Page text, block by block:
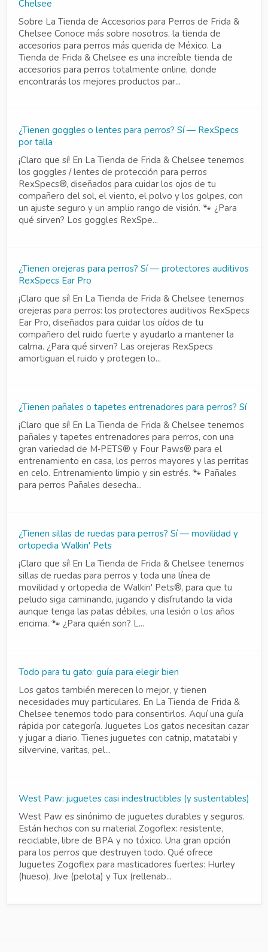
Chelsee
Sobre La Tienda de Accesorios para Perros de Frida &
Chelsee Conoce más sobre nosotros, la tienda de
accesorios para perros más querida de México. La
Tienda de Frida & Chelsee es una increíble tienda de
accesorios para perros totalmente online, donde
encontrarás los mejores productos par...
¿Tienen goggles o lentes para perros? Sí — RexSpecs
por talla
¡Claro que sí! En La Tienda de Frida & Chelsee tenemos
los goggles / lentes de protección para perros
RexSpecs®, diseñados para cuidar los ojos de tu
compañero del sol, el viento, el polvo y los golpes, con
un ajuste seguro y un amplio rango de visión. 🐾 ¿Para
qué sirven? Los goggles RexSpe...
¿Tienen orejeras para perros? Sí — protectores auditivos
RexSpecs Ear Pro
¡Claro que sí! En La Tienda de Frida & Chelsee tenemos
orejeras para perros: los protectores auditivos RexSpecs
Ear Pro, diseñados para cuidar los oídos de tu
compañero del ruido fuerte y ayudarlo a mantener la
calma. ¿Para qué sirven? Las orejeras RexSpecs
amortiguan el ruido y protegen lo...
¿Tienen pañales o tapetes entrenadores para perros? Sí
¡Claro que sí! En La Tienda de Frida & Chelsee tenemos
pañales y tapetes entrenadores para perros, con una
gran variedad de M‑PETS® y Four Paws® para el
entrenamiento en casa, los perros mayores y las perritas
en celo. Entrenamiento limpio y sin estrés. 🐾 Pañales
para perros Pañales desecha...
¿Tienen sillas de ruedas para perros? Sí — movilidad y
ortopedia Walkin' Pets
¡Claro que sí! En La Tienda de Frida & Chelsee tenemos
sillas de ruedas para perros y toda una línea de
movilidad y ortopedia de Walkin' Pets®, para que tu
peludo siga caminando, jugando y disfrutando la vida
aunque tenga las patas débiles, una lesión o los años
encima. 🐾 ¿Para quién son? L...
Todo para tu gato: guía para elegir bien
Los gatos también merecen lo mejor, y tienen
necesidades muy particulares. En La Tienda de Frida &
Chelsee tenemos todo para consentirlos. Aquí una guía
rápida por categoría. Juguetes Los gatos necesitan cazar
y jugar a diario. Tienes juguetes con catnip, matatabi y
silvervine, varitas, pel...
West Paw: juguetes casi indestructibles (y sustentables)
West Paw es sinónimo de juguetes durables y seguros.
Están hechos con su material Zogoflex: resistente,
reciclable, libre de BPA y no tóxico. Una gran opción
para los perros que destruyen todo. Qué ofrece
Juguetes Zogoflex para masticadores fuertes: Hurley
(hueso), Jive (pelota) y Tux (rellenab...